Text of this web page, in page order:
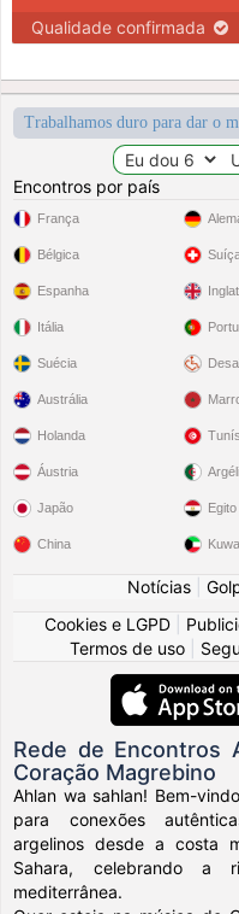
Qualidade confirmada
Trabalhamos duro para dar o
Encontros por país
França
Bélgica
Espanha
Itália
Suécia
Austrália
Holanda
Áustria
Japão
China
Egito
Notícias
Cookies e LGPD
Termos de uso
Rede de Encontros
Coração Magrebino
Ahlan wa sahlan! Bem-
para conexões
argelinos desde a costa
Sahara, celebrando a
mediterrânea.